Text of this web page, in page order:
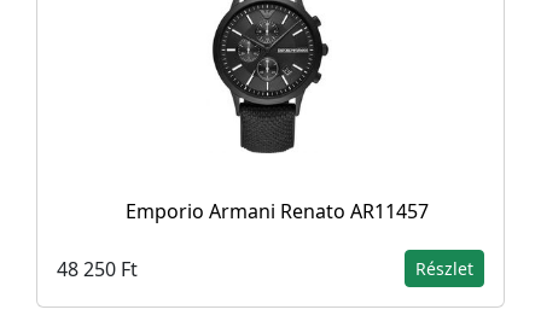
Emporio Armani Renato AR11457
48 250 Ft Részlet